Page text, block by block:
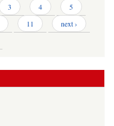
3 4
5
11
next ›